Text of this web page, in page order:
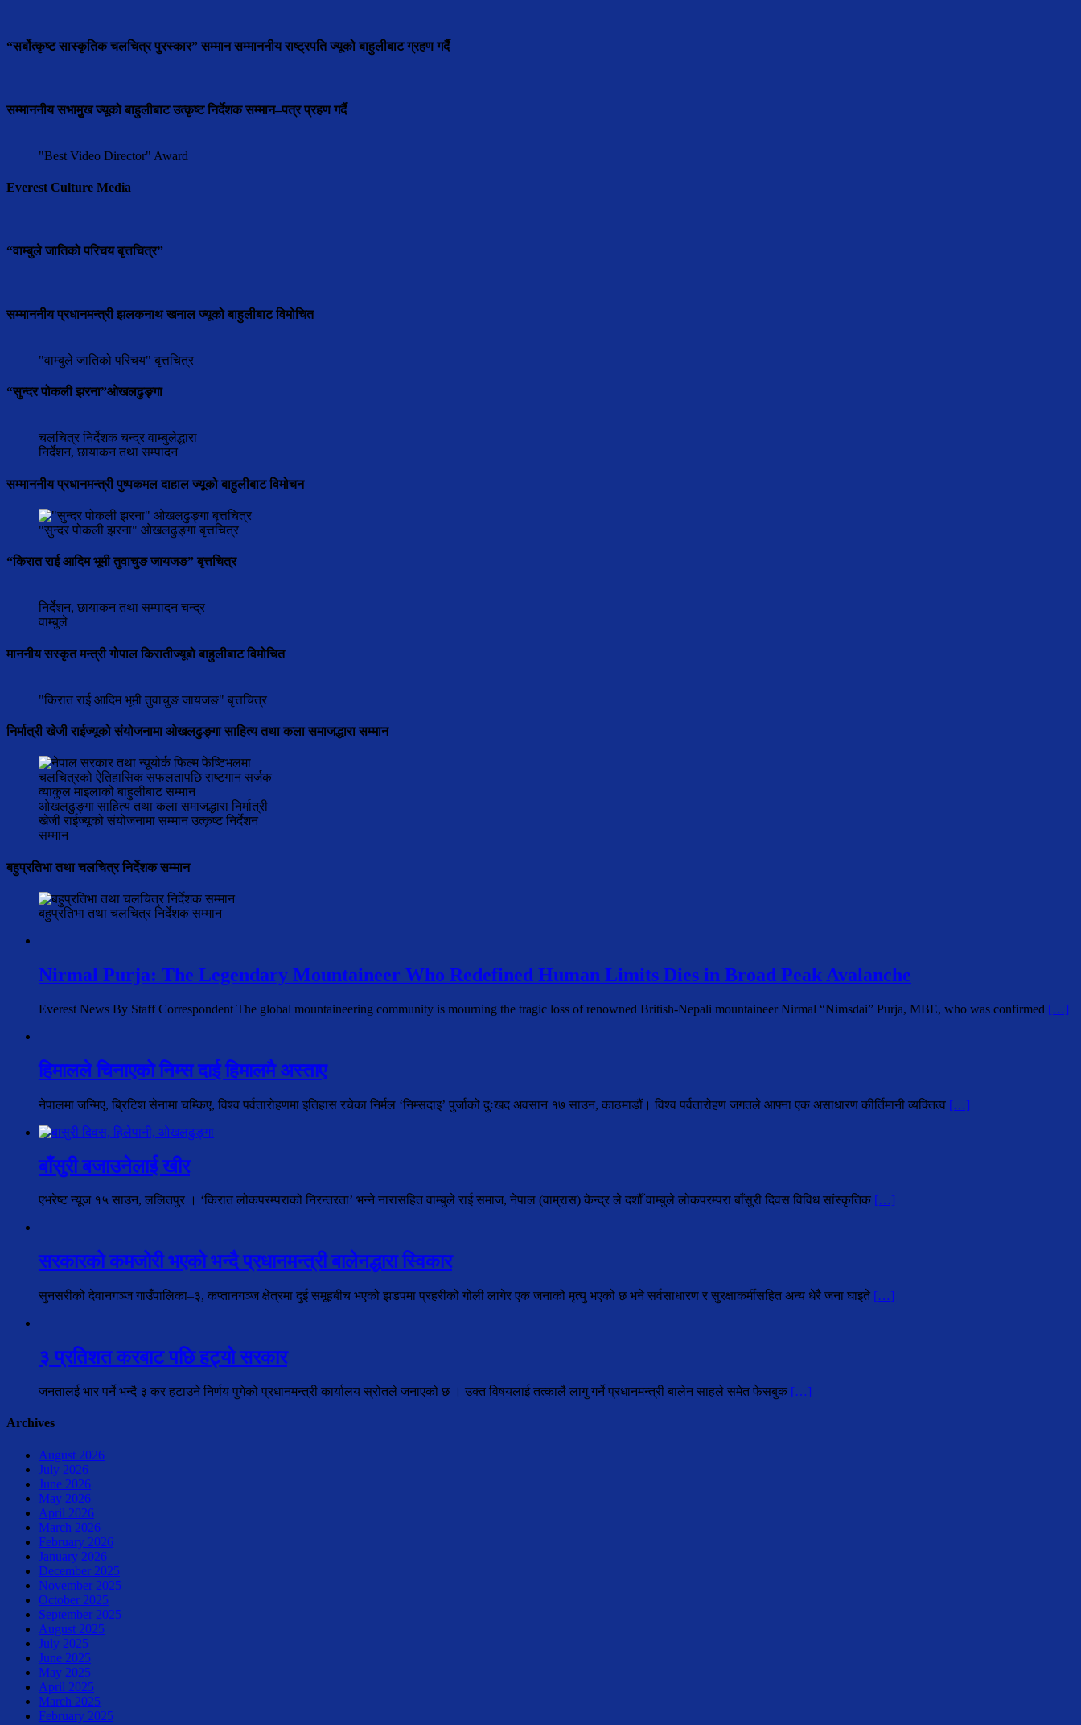
“सर्बोत्कृष्ट सास्कृतिक चलचित्र पुरस्कार” सम्मान सम्माननीय राष्ट्रपति ज्यूको बाहुलीबाट ग्रहण गर्दै
सम्माननीय सभामुुख ज्यूको बाहुलीबाट उत्कृष्ट निर्देशक सम्मान–पत्र प्रहण गर्दै
"Best Video Director" Award
Everest Culture Media
“वाम्बुले जातिको परिचय बृत्तचित्र”
सम्माननीय प्रधानमन्त्री झलकनाथ खनाल ज्यूको बाहुलीबाट विमोचित
"वाम्बुले जातिको परिचय" बृत्तचित्र
“सुन्दर पोकली झरना”ओखलढुङ्गा
चलचित्र निर्देशक चन्द्र वाम्बुलेद्धारा
निर्देशन, छायाकन तथा सम्पादन
सम्माननीय प्रधानमन्त्री पुष्पकमल दाहाल ज्यूको बाहुलीबाट विमोचन
"सुन्दर पोकली झरना" ओखलढुङ्गा बृत्तचित्र
“किरात राई आदिम भूमी तुवाचुङ जायजङ” बृत्तचित्र
निर्देशन, छायाकन तथा सम्पादन चन्द्र
वाम्बुले
माननीय सस्कृत मन्त्री गोपाल किरातीज्यूबो बाहुलीबाट विमोचित
"किरात राई आदिम भूमी तुवाचुङ जायजङ" बृत्तचित्र
निर्मात्री खेजी राईज्यूको संयोजनामा ओखलढुङ्गा साहित्य तथा कला समाजद्धारा सम्मान
ओखलढुङ्गा साहित्य तथा कला समाजद्धारा निर्मात्री
खेजी राईज्यूको संयोजनामा सम्मान उत्कृष्ट निर्देशन
सम्मान
बहुप्रतिभा तथा चलचित्र निर्देशक सम्मान
बहुप्रतिभा तथा चलचित्र निर्देशक सम्मान
Nirmal Purja: The Legendary Mountaineer Who Redefined Human Limits Dies in Broad Peak Avalanche
Everest News By Staff Correspondent The global mountaineering community is mourning the tragic loss of renowned British-Nepali mountaineer Nirmal “Nimsdai” Purja, MBE, who was confirmed […]
हिमालले चिनाएको निम्स दाई हिमालमै अस्ताए
नेपालमा जन्मिए, ब्रिटिश सेनामा चम्किए, विश्व पर्वतारोहणमा इतिहास रचेका निर्मल ‘निम्सदाइ’ पुर्जाको दुःखद अवसान १७ साउन, काठमाडौं। विश्व पर्वतारोहण जगतले आफ्ना एक असाधारण कीर्तिमानी व्यक्तित्व […]
बाँसुरी बजाउनेलाई खीर
एभरेष्ट न्यूज १५ साउन, ललितपुर । ‘किरात लोकपरम्पराको निरन्तरता’ भन्ने नारासहित वाम्बुले राई समाज, नेपाल (वाम्रास) केन्द्र ले दशौँ वाम्बुले लोकपरम्परा बाँसुरी दिवस विविध सांस्कृतिक […]
सरकारको कमजोरी भएको भन्दै प्रधानमन्त्री बालेनद्धारा स्विकार
सुनसरीको देवानगञ्ज गाउँपालिका–३, कप्तानगञ्ज क्षेत्रमा दुई समूहबीच भएको झडपमा प्रहरीको गोली लागेर एक जनाको मृत्यु भएको छ भने सर्वसाधारण र सुरक्षाकर्मीसहित अन्य धेरै जना घाइते […]
३ प्रतिशत करबाट पछि हट्यो सरकार
जनतालई भार पर्ने भन्दै ३ कर हटाउने निर्णय पुगेको प्रधानमन्त्री कार्यालय स्रोतले जनाएको छ । उक्त विषयलाई तत्कालै लागु गर्ने प्रधानमन्त्री बालेन साहले समेत फेसबुक […]
Archives
August 2026
July 2026
June 2026
May 2026
April 2026
March 2026
February 2026
January 2026
December 2025
November 2025
October 2025
September 2025
August 2025
July 2025
June 2025
May 2025
April 2025
March 2025
February 2025